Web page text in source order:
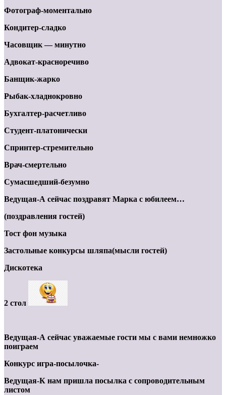
Фотограф-моментально
Кондитер-сладко
Часовщик — минутно
Адвокат-красноречиво
Банщик-жарко
Рыбак-хладнокровно
Бухгалтер-расчетливо
Студент-платонически
Спринтер-стремительно
Врач-смертельно
Сумасшедший-безумно
Ведущая-А сейчас поздравят Марка с юбилеем…
(поздравления гостей)
Тост фон музыка
Застольные конкурсы шляпа(мысли гостей)
Дискотека
2 стол
Ведущая-А сейчас уважаемые гости мы с вами немножко
поиграем
Конкурс игра-посылочка-
Ведущая-К нам пришла посылка с сопроводительным
листом